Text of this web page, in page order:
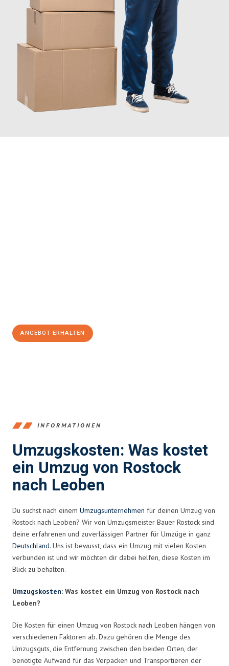
ANGEBOT ERHALTEN
INFORMATIONEN
Umzugskosten: Was kostet
ein Umzug von Rostock
nach Leoben
Du suchst nach einem Umzugsunternehmen für deinen Umzug von
Rostock nach Leoben? Wir von Umzugsmeister Bauer Rostock sind
deine erfahrenen und zuverlässigen Partner für Umzüge in ganz
Deutschland. Uns ist bewusst, dass ein Umzug mit vielen Kosten
verbunden ist und wir möchten dir dabei helfen, diese Kosten im
Blick zu behalten.
Umzugskosten: Was kostet ein Umzug von Rostock nach
Leoben?
Die Kosten für einen Umzug von Rostock nach Leoben hängen von
verschiedenen Faktoren ab. Dazu gehören die Menge des
Umzugsguts, die Entfernung zwischen den beiden Orten, der
benötigte Aufwand für das Verpacken und Transportieren der